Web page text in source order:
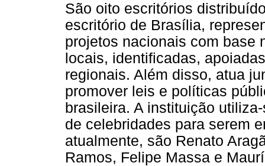
São oito escritórios
escritório de Brasília,
projetos nacionais com base
locais, identificadas,
regionais. Além disso, atua
promover leis e políticas
brasileira. A instituição
de celebridades para serem
atualmente, são Renato
Ramos, Felipe Massa e